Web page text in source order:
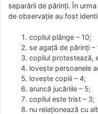
separării de părinți. În
de observație au fost
copilul plânge – 10;
se agață de părinți –
copilul protestează,
lovește persoanele
lovește copiii – 4;
aruncă jucăriile – 5;
copilul este trist – 3;
nu relaționează cu